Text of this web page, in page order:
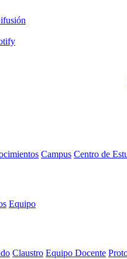
Campus Centro de
Equipo
Claustro Equipo Docente